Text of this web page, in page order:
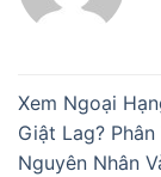
Xem Ngoại
Giật Lag?
Nguyên Nhân